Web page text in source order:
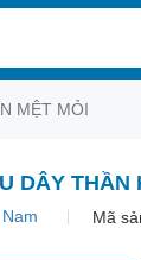
MỆT MỎI
DÂY THẦN
Mã